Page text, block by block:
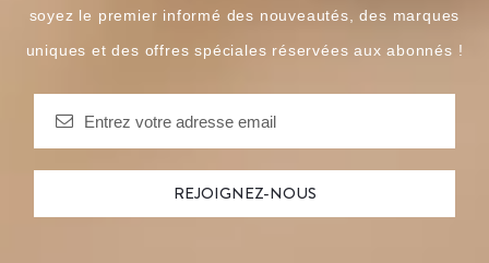
soyez le premier informé des nouveautés, des marques
uniques et des offres spéciales réservées aux abonnés !